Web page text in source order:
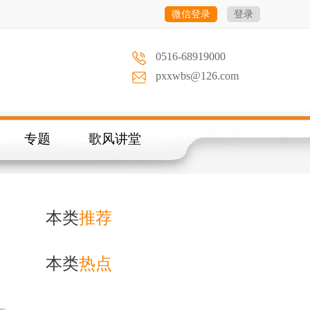
微信登录 登录
0516-68919000
pxxwbs@126.com
专题 歌风讲堂
本类推荐
本类热点